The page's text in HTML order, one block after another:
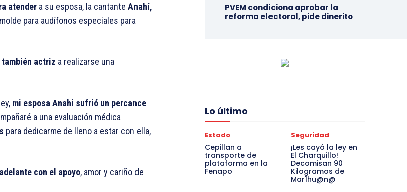
atender a su esposa, la cantante Anahí,
para audífonos especiales para
también actriz a realizarse una
mi esposa Anahi sufrió un percance
a una evaluación médica
para dedicarme de lleno a estar con ella,
con el apoyo, amor y cariño de
PVEM condiciona aprobar la
reforma electoral, pide dinerito
Lo último
Estado
Cepillan a
transporte de
plataforma en la
Fenapo
Seguridad
¡Les cayó la ley en
El Charquillo!
Decomisan 90
Kilogramos de
Mar1hu@n@